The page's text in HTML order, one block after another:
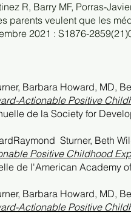
R, Barry MF, Porras-
parents veulent que les
2021 : S1876-
Barbara Howard, MD,
Actionable Positive
de la Society for
Sturner, Beth
Positive Childhood
de l'American Academy
Barbara Howard, MD,
Actionable Positive